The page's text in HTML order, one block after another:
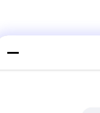
86-132-6668-